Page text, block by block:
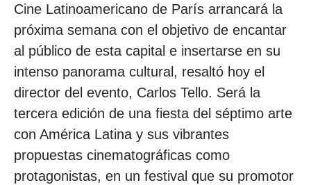
Cine Latinoamericano de París arrancará la
próxima semana con el objetivo de encantar
al público de esta capital e insertarse en su
intenso panorama cultural, resaltó hoy el
director del evento, Carlos Tello. Será la
tercera edición de una fiesta del séptimo arte
con América Latina y sus vibrantes
propuestas cinematográficas como
protagonistas, en un festival que su promotor